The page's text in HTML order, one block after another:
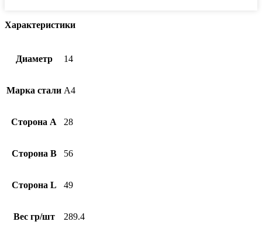
Характеристики
Диаметр 14
Марка стали А4
Сторона А 28
Сторона B 56
Сторона L 49
Вес гр/шт 289.4